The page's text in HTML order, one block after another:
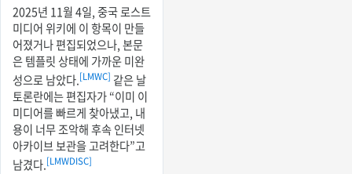
2025년 11월 4일, 중국 로스트
미디어 위키에 이 항목이 만들
어졌거나 편집되었으나, 본문
은 템플릿 상태에 가까운 미완
성으로 남았다.[LMWC] 같은 날
토론란에는 편집자가 “이미 이
미디어를 빠르게 찾아냈고, 내
용이 너무 조악해 후속 인터넷
아카이브 보관을 고려한다”고
남겼다.[LMWDISC]